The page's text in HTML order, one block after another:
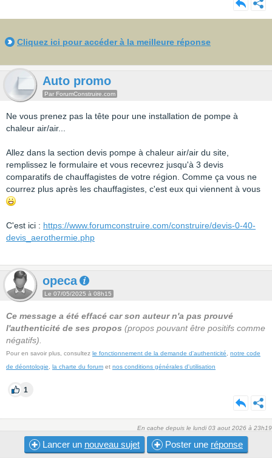
Cliquez ici pour accéder à la meilleure réponse
Auto promo
Par ForumConstruire.com
Ne vous prenez pas la tête pour une installation de pompe à
chaleur air/air...
Allez dans la section devis pompe à chaleur air/air du site,
remplissez le formulaire et vous recevrez jusqu'à 3 devis
comparatifs de chauffagistes de votre région. Comme ça vous ne
courrez plus après les chauffagistes, c'est eux qui viennent à vous
C'est ici : https://www.forumconstruire.com/construire/devis-0-40-
devis_aerothermie.php
opeca
Le 07/05/2025 à 08h15
Ce message a été effacé car son auteur n'a pas prouvé
l'authenticité de ses propos (propos pouvant être positifs comme
négatifs).
Pour en savoir plus, consultez le fonctionnement de la demande d'authenticité
notre code
de déontologie
la charte du forum et nos conditions générales d'utilisation
1
En cache depuis le lundi 03 aout 2026 à 23h19
Lancer un nouveau sujet Poster une réponse